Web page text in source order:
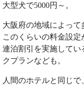
大型犬で5000円～。
大阪府の地域によっ
このくらいの料金設定
連泊割引を実施してい
クプランなども。
人間のホテルと同じ